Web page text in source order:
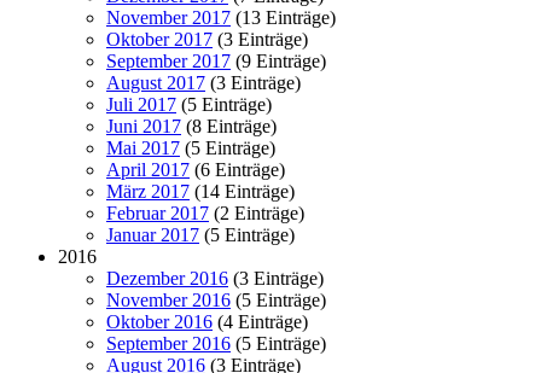
November 2017 (13 Einträge)
Oktober 2017 (3 Einträge)
September 2017 (9 Einträge)
August 2017 (3 Einträge)
Juli 2017 (5 Einträge)
Juni 2017 (8 Einträge)
Mai 2017 (5 Einträge)
April 2017 (6 Einträge)
März 2017 (14 Einträge)
Februar 2017 (2 Einträge)
Januar 2017 (5 Einträge)
2016
Dezember 2016 (3 Einträge)
November 2016 (5 Einträge)
Oktober 2016 (4 Einträge)
September 2016 (5 Einträge)
August 2016 (3 Einträge)